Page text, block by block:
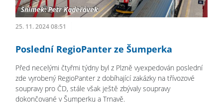
25. 11. 2024 08:51
Poslední RegioPanter ze Šumperka
Před necelými čtyřmi týdny byl z Plzně vyexpedován poslední
zde vyrobený RegioPanter z dobíhající zakázky na třívozové
soupravy pro ČD, stále však ještě zbývaly soupravy
dokončované v Šumperku a Trnavě.